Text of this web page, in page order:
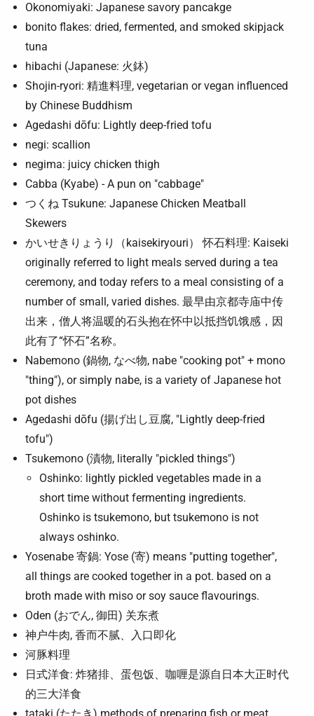
Okonomiyaki: Japanese savory pancakge
bonito flakes: dried, fermented, and smoked skipjack
tuna
hibachi (Japanese: 火鉢)
Shojin-ryori: 精進料理, vegetarian or vegan influenced
by Chinese Buddhism
Agedashi dōfu: Lightly deep-fried tofu
negi: scallion
negima: juicy chicken thigh
Cabba (Kyabe) - A pun on "cabbage"
つくね Tsukune: Japanese Chicken Meatball
Skewers
かいせきりょうり（kaisekiryouri） 怀石料理: Kaiseki
originally referred to light meals served during a tea
ceremony, and today refers to a meal consisting of a
number of small, varied dishes. 最早由京都寺庙中传
出来，僧人将温暖的石头抱在怀中以抵挡饥饿感，因
此有了“怀石”名称。
Nabemono (鍋物, なべ物, nabe "cooking pot" + mono
"thing"), or simply nabe, is a variety of Japanese hot
pot dishes
Agedashi dōfu (揚げ出し豆腐, "Lightly deep-fried
tofu")
Tsukemono (漬物, literally "pickled things")
Oshinko: lightly pickled vegetables made in a
short time without fermenting ingredients.
Oshinko is tsukemono, but tsukemono is not
always oshinko.
Yosenabe 寄鍋: Yose (寄) means "putting together",
all things are cooked together in a pot. based on a
broth made with miso or soy sauce flavourings.
Oden (おでん, 御田) 关东煮
神户牛肉, 香而不腻、入口即化
河豚料理
日式洋食: 炸猪排、蛋包饭、咖喱是源自日本大正时代
的三大洋食